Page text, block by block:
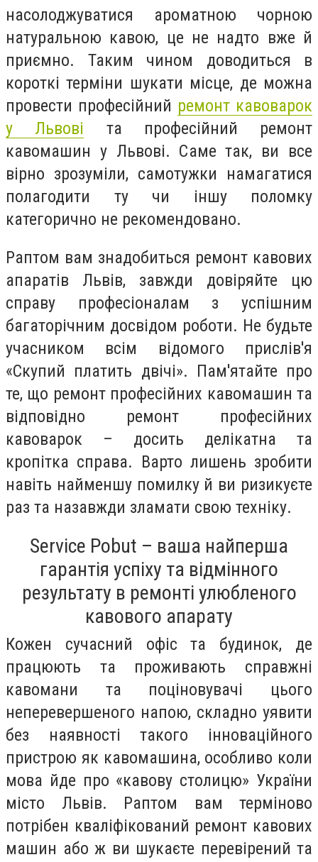
насолоджуватися ароматною чорною
натуральною кавою, це не надто вже й
приємно. Таким чином доводиться в
короткі терміни шукати місце, де можна
провести професійний ремонт кавоварок
у Львові та професійний ремонт
кавомашин у Львові. Саме так, ви все
вірно зрозуміли, самотужки намагатися
полагодити ту чи іншу поломку
категорично не рекомендовано.
Раптом вам знадобиться ремонт кавових
апаратів Львів, завжди довіряйте цю
справу професіоналам з успішним
багаторічним досвідом роботи. Не будьте
учасником всім відомого прислів'я
«Скупий платить двічі». Пам'ятайте про
те, що ремонт професійних кавомашин та
відповідно ремонт професійних
кавоварок – досить делікатна та
кропітка справа. Варто лишень зробити
навіть найменшу помилку й ви ризикуєте
раз та назавжди зламати свою техніку.
Service Pobut – ваша найперша
гарантія успіху та відмінного
результату в ремонті улюбленого
кавового апарату
Кожен сучасний офіс та будинок, де
працюють та проживають справжні
кавомани та поціновувачі цього
неперевершеного напою, складно уявити
без наявності такого інноваційного
пристрою як кавомашина, особливо коли
мова йде про «кавову столицю» України
місто Львів. Раптом вам терміново
потрібен кваліфікований ремонт кавових
машин або ж ви шукаєте перевірений та